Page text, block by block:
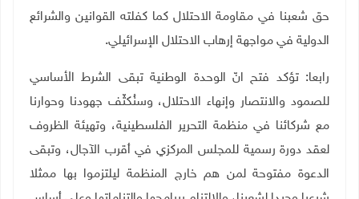
حق شعبنا في مقاومة الاحتلال كما كفلته القوانين والشرائع
الدولية في مواجهة إرهاب الاحتلال الإسرائيلي.
رابعا: تؤكد فتح انّ الوحدة الوطنية تبقى الشرط الأساسي
للصمود والانتصار وإنهاء الاحتلال، وسنُكثّف جهودنا وحوارنا
مع شركائنا في منظمة التحرير الفلسطينية، وتهيئة الظروف
لعقد دورة رسمية للمجلس المركزي في أقرب الآجال، وتبقى
الدعوة مفتوحة لمن هم خارج المنظمة ليلتزموا بها ممثلا